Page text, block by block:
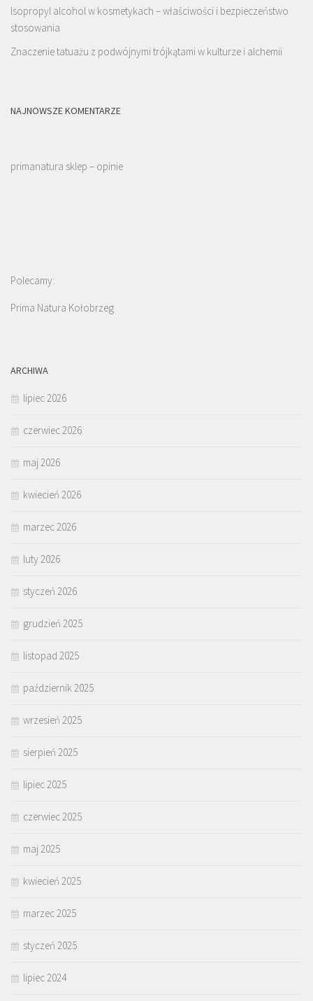
Isopropyl alcohol w kosmetykach – właściwości i bezpieczeństwo
stosowania
Znaczenie tatuażu z podwójnymi trójkątami w kulturze i alchemii
NAJNOWSZE KOMENTARZE
primanatura sklep – opinie
Polecamy:
Prima Natura Kołobrzeg
ARCHIWA
lipiec 2026
czerwiec 2026
maj 2026
kwiecień 2026
marzec 2026
luty 2026
styczeń 2026
grudzień 2025
listopad 2025
październik 2025
wrzesień 2025
sierpień 2025
lipiec 2025
czerwiec 2025
maj 2025
kwiecień 2025
marzec 2025
styczeń 2025
lipiec 2024